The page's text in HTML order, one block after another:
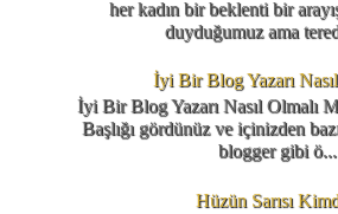
her kadın bir beklenti bir
duyduğumuz ama
İyi Bir Blog Yazarı
İyi Bir Blog Yazarı Nasıl Olmalı
Başlığı gördünüz ve içinizden
blogger gibi ö...
Hüzün Sarısı